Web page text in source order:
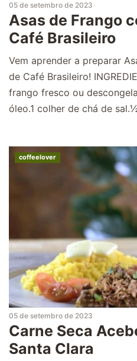
05 de setembro de 2023
Asas de Frango
Café Brasileiro
Vem aprender a preparar
de Café Brasileiro!
frango fresco ou
óleo.1 colher de chá de
coffeelover
05 de setembro de 2023
Carne Seca
Santa Clara